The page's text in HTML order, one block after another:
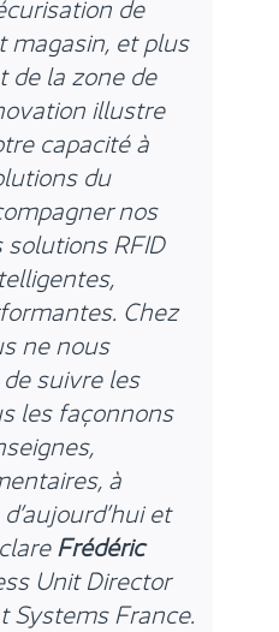
magasin, et plus
de la zone de
illustre
capacité à
du
nos
RFID
Chez
ne nous
suivre les
les façonnons
à
et
Frédéric
Unit Director
Systems France.